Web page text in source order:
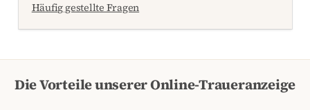
Häufig gestellte Fragen
Die Vorteile unserer Online-Traueranzeige